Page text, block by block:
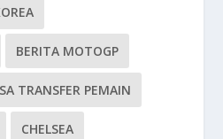
BERITA MOTOGP
TRANSFER PEMAIN
CHELSEA